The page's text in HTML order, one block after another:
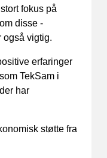
fokus på
disse -
også vigtig.
erfaringer
TekSam i
har
støtte fra